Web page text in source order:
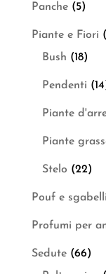
Panche (5)
Piante e Fiori
Bush (18)
Pendenti
Piante
Piante
Stelo (22)
Pouf e sgabelli
Profumi per
Sedute (66)